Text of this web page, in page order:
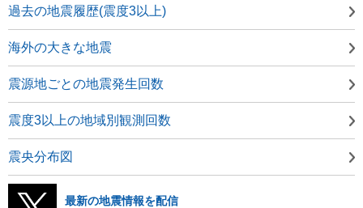
過去の地震履歴(震度3以上)
海外の大きな地震
震源地ごとの地震発生回数
震度3以上の地域別観測回数
震央分布図
最新の地震情報を配信